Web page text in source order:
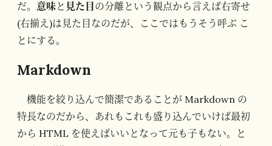
だ。 意味と 見た目の分離という観点から言えば右寄せ
(右揃え)は見た目なのだが、ここではもうそう呼ぶ こ
とにする。
Markdown
機能を絞り込んで簡潔であることが Markdown の
特長なのだから、あれもこれも盛り込んでいけば最初
から HTML を使えばいいとなって元も子もない。と